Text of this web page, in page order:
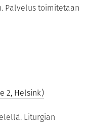
Palvelus toimitetaan
2, Helsink)
Liturgian